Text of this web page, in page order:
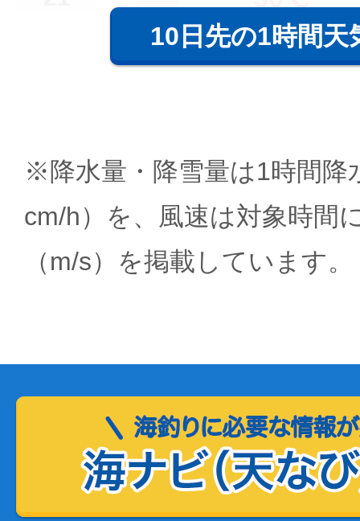
10日先の1時間天
※降水量・降雪量は1時間降
cm/h）を、風速は対象時間
（m/s）を掲載しています。